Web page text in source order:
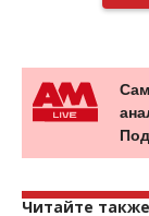
Читайте также